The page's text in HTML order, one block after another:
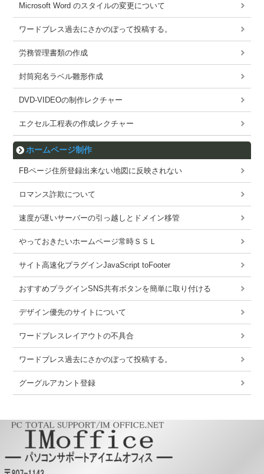
Microsoft Word のスタイルの変更について
ワードブレス過去にさかのぼって投稿する。
労務管理書類の作成
封筒宛名ラベル雛形作成
DVD-VIDEOの制作レクチャー
エクセル工程表の作成レクチャー
ホームページ制作
FBページ住所登録出来ない地図に反映されない
ロマンス詐欺について
速度が遅いサーバーの引っ越しとドメイン移管
やっておきたいホームページ常時ＳＳＬ
サイト高速化プラグインJavaScript toFooter
おすすめプラグインSNS共有ボタンを簡単に取り付ける
デザイン優先のサイトについて
ワードブレスレイアウトの不具合
ワードブレス過去にさかのぼって投稿する。
グーグルアカント登録